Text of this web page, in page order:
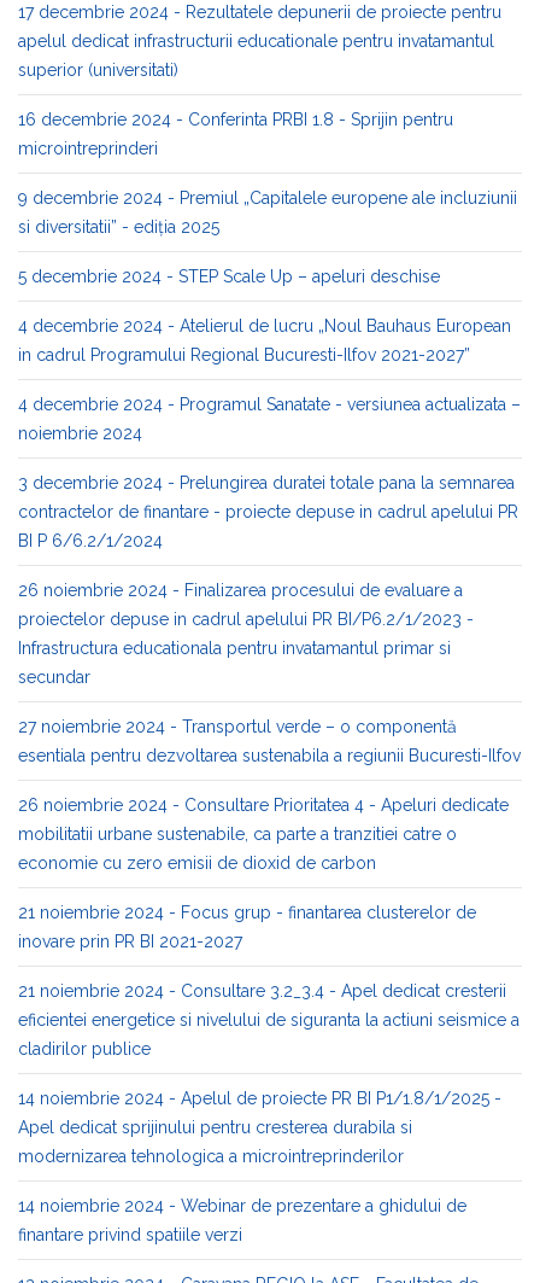
17 decembrie 2024 - Rezultatele depunerii de proiecte pentru
apelul dedicat infrastructurii educationale pentru invatamantul
superior (universitati)
16 decembrie 2024 - Conferinta PRBI 1.8 - Sprijin pentru
microintreprinderi
9 decembrie 2024 - Premiul „Capitalele europene ale incluziunii
si diversitatii” - ediția 2025
5 decembrie 2024 - STEP Scale Up – apeluri deschise
4 decembrie 2024 - Atelierul de lucru „Noul Bauhaus European
in cadrul Programului Regional Bucuresti-Ilfov 2021-2027”
4 decembrie 2024 - Programul Sanatate - versiunea actualizata –
noiembrie 2024
3 decembrie 2024 - Prelungirea duratei totale pana la semnarea
contractelor de finantare - proiecte depuse in cadrul apelului PR
BI P 6/6.2/1/2024
26 noiembrie 2024 - Finalizarea procesului de evaluare a
proiectelor depuse in cadrul apelului PR BI/P6.2/1/2023 -
Infrastructura educationala pentru invatamantul primar si
secundar
27 noiembrie 2024 - Transportul verde – o componentă
esentiala pentru dezvoltarea sustenabila a regiunii Bucuresti-Ilfov
26 noiembrie 2024 - Consultare Prioritatea 4 - Apeluri dedicate
mobilitatii urbane sustenabile, ca parte a tranzitiei catre o
economie cu zero emisii de dioxid de carbon
21 noiembrie 2024 - Focus grup - finantarea clusterelor de
inovare prin PR BI 2021-2027
21 noiembrie 2024 - Consultare 3.2_3.4 - Apel dedicat cresterii
eficientei energetice si nivelului de siguranta la actiuni seismice a
cladirilor publice
14 noiembrie 2024 - Apelul de proiecte PR BI P1/1.8/1/2025 -
Apel dedicat sprijinului pentru cresterea durabila si
modernizarea tehnologica a microintreprinderilor
14 noiembrie 2024 - Webinar de prezentare a ghidului de
finantare privind spatiile verzi